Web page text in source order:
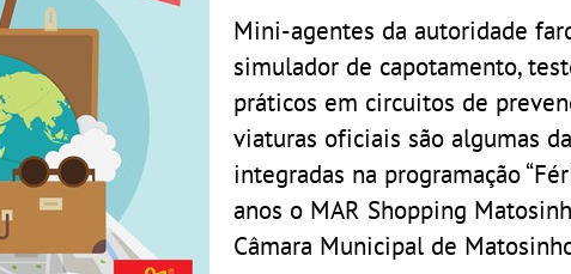
Mini-agentes da autoridade
simulador de capotamento,
práticos em circuitos de
viaturas oficiais são algumas
integradas na programação
anos o MAR Shopping
Câmara Municipal de